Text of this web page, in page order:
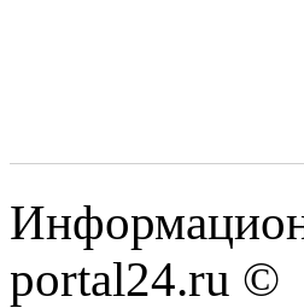
portal24.ru ©